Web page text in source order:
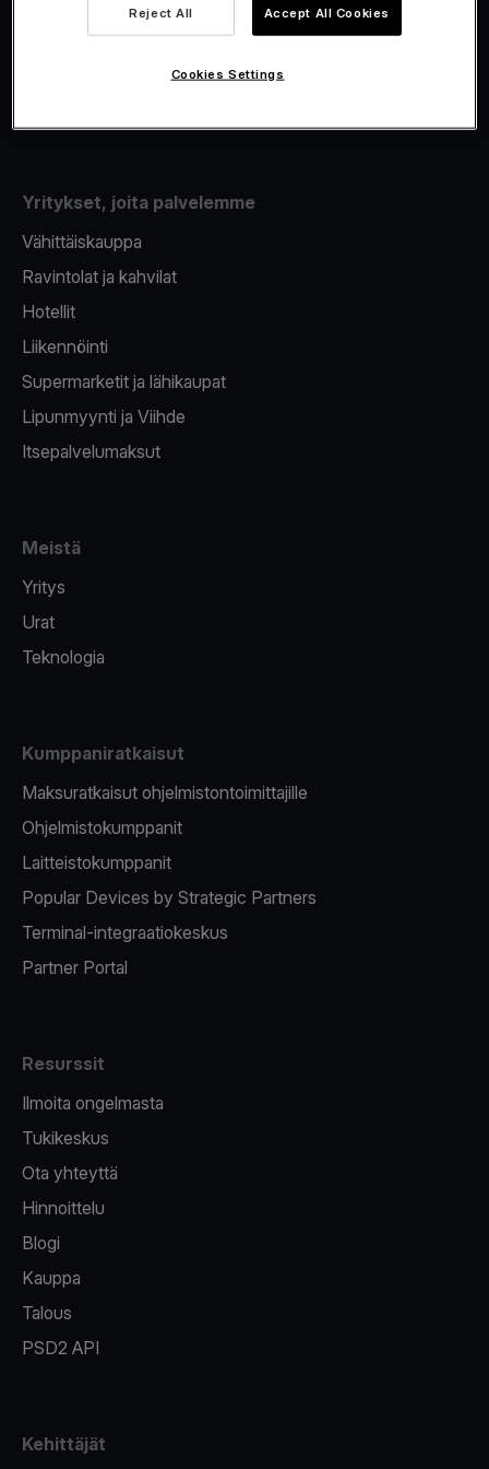
Fiskalisointi
Korttien myöntäminen
Yritykset, joita palvelemme
Vähittäiskauppa
Ravintolat ja kahvilat
Hotellit
Liikennöinti
Supermarketit ja lähikaupat
Lipunmyynti ja Viihde
Itsepalvelumaksut
Meistä
Yritys
Urat
Teknologia
Kumppaniratkaisut
Maksuratkaisut ohjelmistontoimittajille
Ohjelmistokumppanit
Laitteistokumppanit
Popular Devices by Strategic Partners
Terminal-integraatiokeskus
Partner Portal
Resurssit
Ilmoita ongelmasta
Tukikeskus
Ota yhteyttä
Hinnoittelu
Blogi
Kauppa
Talous
PSD2 API
Kehittäjät
Reject All Accept All Cookies
Cookies Settings